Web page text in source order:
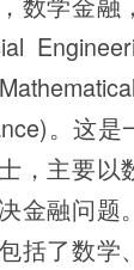
。这
，主要以
金融问题
括了数学